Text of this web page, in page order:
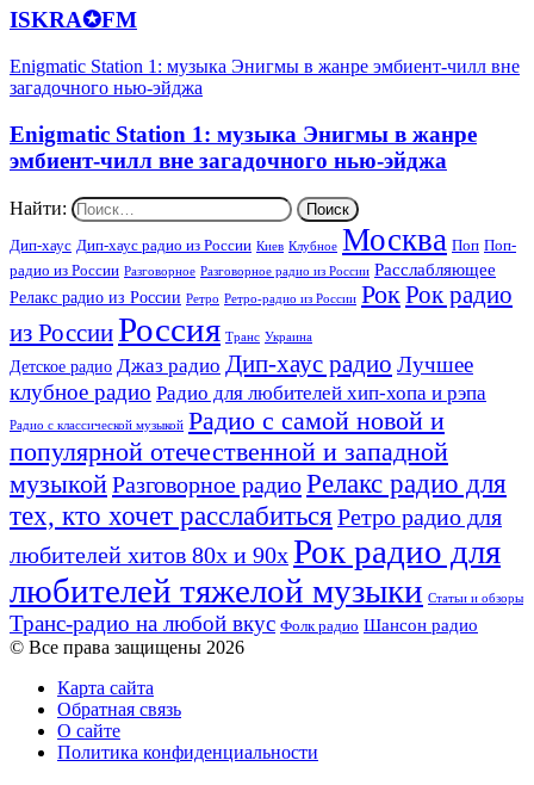
ISKRA✪FM
Enigmatic Station 1: музыка Энигмы в жанре эмбиент-чилл вне
загадочного нью-эйджа
Enigmatic Station 1: музыка Энигмы в жанре
эмбиент-чилл вне загадочного нью-эйджа
Найти:
Дип-хаус Дип-хаус радио из России Киев Клубное Москва Поп Поп-
радио из России Разговорное Разговорное радио из России Расслабляющее
Релакс радио из России Ретро Ретро-радио из России Рок Рок радио
из РоссииРоссия Транс Украина
Детское радио Джаз радио Дип-хаус радио Лучшее
клубное радио Радио для любителей хип-хопа и рэпа
Радио с классической музыкой Радио с самой новой и
популярной отечественной и западной
музыкойРазговорное радиоРелакс радио для
тех, кто хочет расслабиться Ретро радио для
любителей хитов 80х и 90хРок радио для
любителей тяжелой музыки Статьи и обзоры
Транс-радио на любой вкус Фолк радио Шансон радио
© Все права защищены 2026
Карта сайта
Обратная связь
О сайте
Политика конфиденциальности